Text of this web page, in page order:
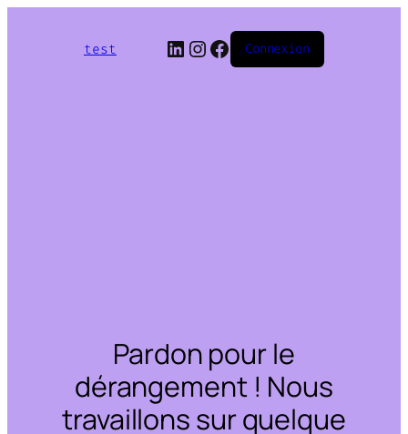
test LinkedIn
Instagram
Facebook
Connexion
Pardon pour le
dérangement ! Nous
travaillons sur quelque